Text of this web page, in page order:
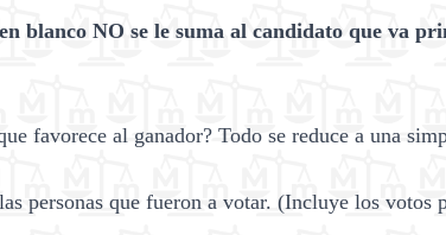
blanco NO se le suma al candidato que va
favorece al ganador? Todo se reduce a una
personas que fueron a votar. (Incluye los